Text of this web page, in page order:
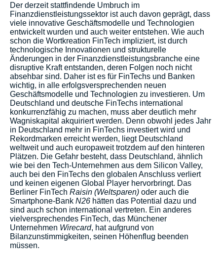
Der derzeit stattfindende Umbruch im
Finanzdienstleistungssektor ist auch davon geprägt, dass
viele innovative Geschäftsmodelle und Technologien
entwickelt wurden und auch weiter entstehen. Wie auch
schon die Wortkreation FinTech impliziert, ist durch
technologische Innovationen und strukturelle
Änderungen in der Finanzdienstleistungsbranche eine
disruptive Kraft entstanden, deren Folgen noch nicht
absehbar sind. Daher ist es für FinTechs und Banken
wichtig, in alle erfolgsversprechenden neuen
Geschäftsmodelle und Technologien zu investieren. Um
Deutschland und deutsche FinTechs international
konkurrenzfähig zu machen, muss aber deutlich mehr
Wagniskapital akquiriert werden. Denn obwohl jedes Jahr
in Deutschland mehr in FinTechs investiert wird und
Rekordmarken erreicht werden, liegt Deutschland
weltweit und auch europaweit trotzdem auf den hinteren
Plätzen. Die Gefahr besteht, dass Deutschland, ähnlich
wie bei den Tech-Unternehmen aus dem Silicon Valley,
auch bei den FinTechs den globalen Anschluss verliert
und keinen eigenen Global Player hervorbringt. Das
Berliner FinTech Raisin (Weltsparen) oder auch die
Smartphone-Bank N26 hätten das Potential dazu und
sind auch schon international vertreten. Ein anderes
vielversprechendes FinTech, das Münchener
Unternehmen Wirecard, hat aufgrund von
Bilanzunstimmigkeiten, seinen Höhenflug beenden
müssen.